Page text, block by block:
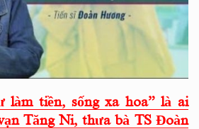
làm tiền, sống xa hoa” là ai
Tăng Ni, thưa bà TS Đoàn